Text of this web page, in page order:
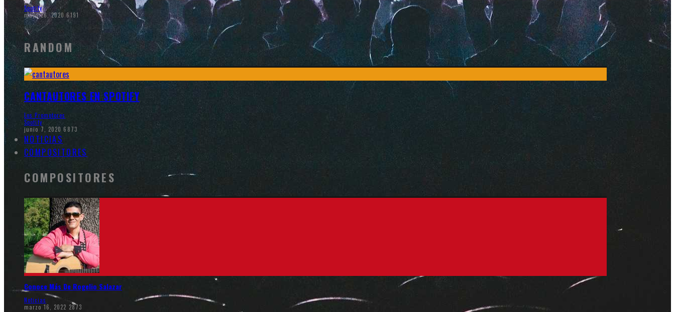
Spotify
mayo 26, 2020 6191
RANDOM
CANTAUTORES EN SPOTIFY
Los Promotores
Spotify
junio 7, 2020 6873
NOTICIAS
COMPOSITORES
COMPOSITORES
Conoce Más De Rogelio Salazar
Noticias
marzo 16, 2022 2873